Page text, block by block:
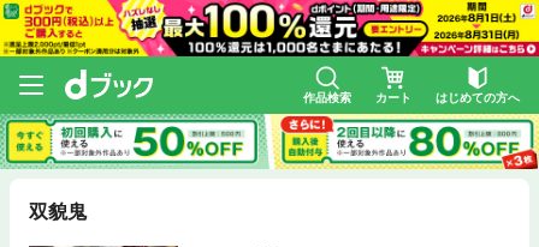
作品検索 カート はじめての方へ
双貌鬼